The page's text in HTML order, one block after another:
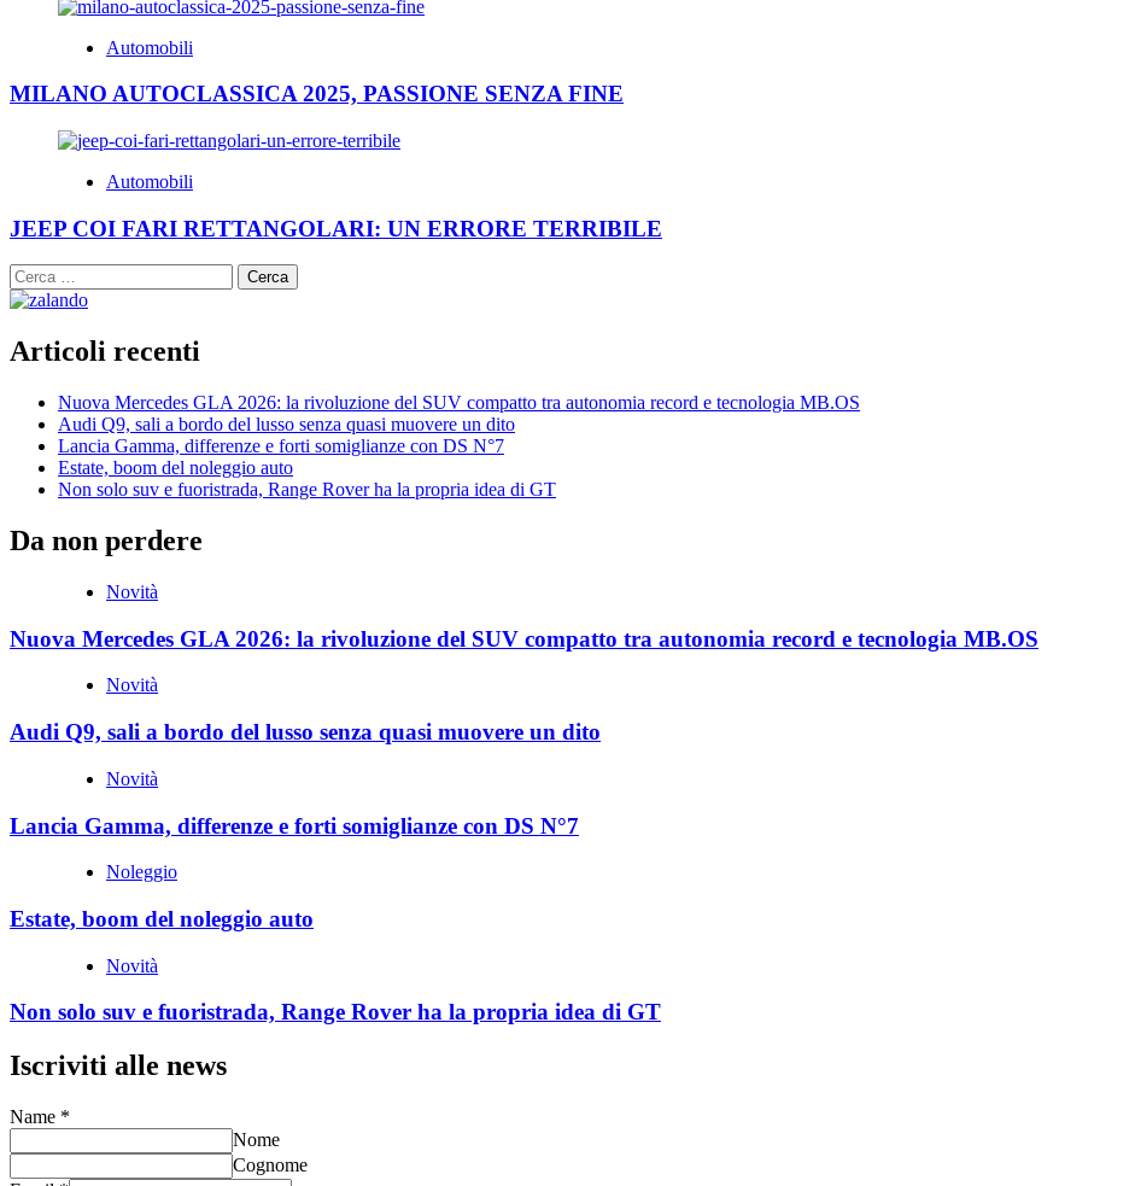
Automobili
MILANO AUTOCLASSICA 2025, PASSIONE SENZA FINE
Automobili
JEEP COI FARI RETTANGOLARI: UN ERRORE TERRIBILE
Ricerca
per:
Articoli recenti
Nuova Mercedes GLA 2026: la rivoluzione del SUV compatto tra autonomia record e tecnologia MB.OS
Audi Q9, sali a bordo del lusso senza quasi muovere un dito
Lancia Gamma, differenze e forti somiglianze con DS N°7
Estate, boom del noleggio auto
Non solo suv e fuoristrada, Range Rover ha la propria idea di GT
Da non perdere
Novità
Nuova Mercedes GLA 2026: la rivoluzione del SUV compatto tra autonomia record e tecnologia MB.OS
Novità
Audi Q9, sali a bordo del lusso senza quasi muovere un dito
Novità
Lancia Gamma, differenze e forti somiglianze con DS N°7
Noleggio
Estate, boom del noleggio auto
Novità
Non solo suv e fuoristrada, Range Rover ha la propria idea di GT
Iscriviti alle news
Name *
Nome
Cognome